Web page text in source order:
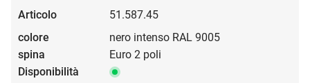
51.587.45
nero intenso RAL 9005
Euro 2 poli